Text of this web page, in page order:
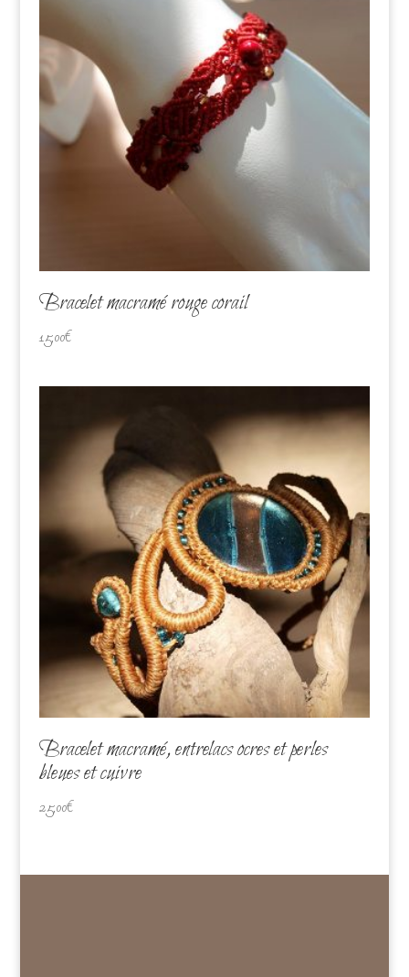
Bracelet macramé rouge corail
15,00€
Bracelet macramé, entrelacs ocres et perles
bleues et cuivre
25,00€